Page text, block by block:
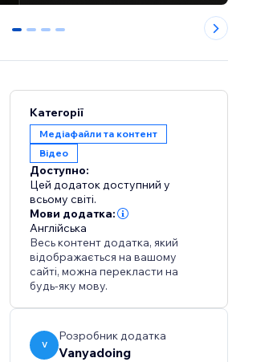
0 1 2 3
Категорії
Медіафайли та контент
Відео
Доступно:
Цей додаток доступний у
всьому світі.
Мови додатка:
Англійська
Весь контент додатка, який
відображається на вашому
сайті, можна перекласти на
будь-яку мову.
V
Розробник додатка
Vanyadoing